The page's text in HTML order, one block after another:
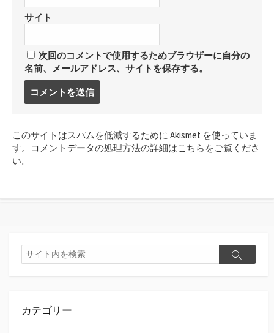
サイト
次回のコメントで使用するためブラウザーに自分の
名前、メールアドレス、サイトを保存する。
す
る
このサイトはスパムを低減するために Akismet を使っていま
す。
コメントデータの処理方法の詳細はこちらをご覧くださ
い。
検
索
検
カテゴリー